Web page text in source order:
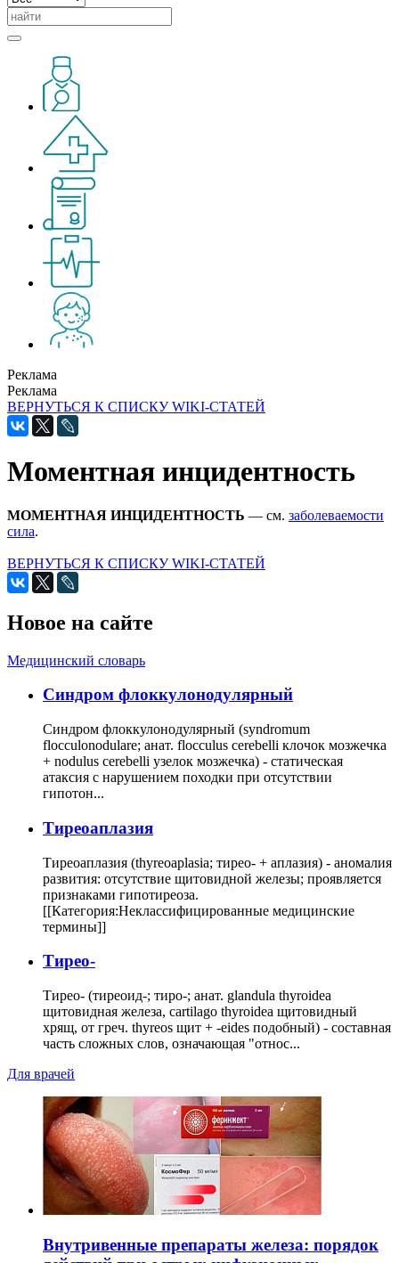
Реклама
Реклама
ВЕРНУТЬСЯ К СПИСКУ WIKI-СТАТЕЙ
Моментная инцидентность
МОМЕНТНАЯ ИНЦИДЕНТНОСТЬ — см. заболеваемости
сила.
ВЕРНУТЬСЯ К СПИСКУ WIKI-СТАТЕЙ
Новое на сайте
Медицинский словарь
Cиндром флоккулонодулярный
Синдром флоккулонодулярный (syndromum
flocculonodulare; анат. flocculus cerebelli клочок мозжечка
+ nodulus cerebelli узелок мозжечка) - статическая
атаксия с нарушением походки при отсутствии
гипотон...
Тиреоаплазия
Тиреоаплазия (thyreoaplasia; тирео- + аплазия) - аномалия
развития: отсутствие щитовидной железы; проявляется
признаками гипотиреоза.
[[Категория:Неклассифицированные медицинские
термины]]
Тирео-
Тирео- (тиреоид-; тиро-; анат. glandula thyroidea
щитовидная железа, cartilago thyroidea щитовидный
хрящ, от греч. thyreos щит + -eides подобный) - составная
часть сложных слов, означающая "относ...
Для врачей
Внутривенные препараты железа: порядок